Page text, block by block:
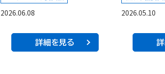
2026.06.08
詳細を見る
2026.05.10